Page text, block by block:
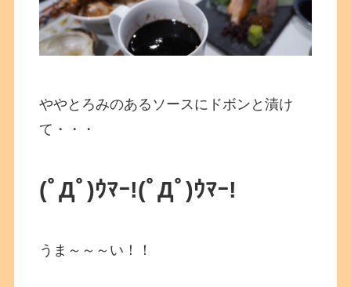
ややとろみのあるソースにドボンと漬け
て・・・
(ﾟДﾟ)ｳﾏｰ!(ﾟДﾟ)ｳﾏｰ!
うま～～～い！！